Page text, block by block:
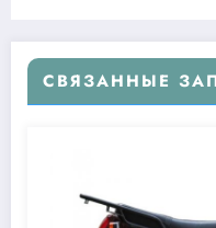
СВЯЗАННЫЕ